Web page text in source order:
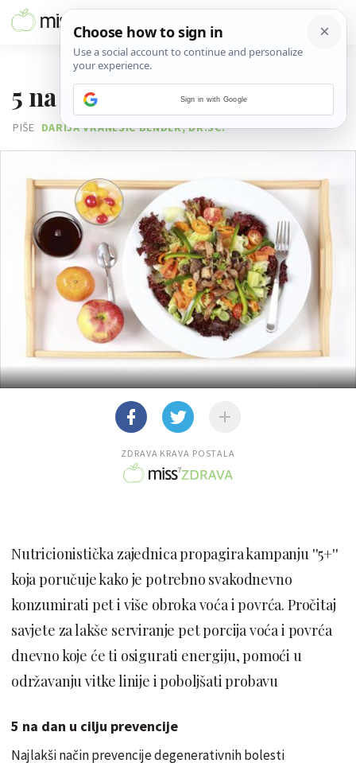
5 na dan – svaki dan!
PIŠE DARIJA VRANEŠIĆ BENDER, DR.SC.
ZDRAVA KRAVA POSTALA
Nutricionistička zajednica propagira kampanju ''5+''
koja poručuje kako je potrebno svakodnevno
konzumirati pet i više obroka voća i povrća. Pročitaj
savjete za lakše serviranje pet porcija voća i povrća
dnevno koje će ti osigurati energiju, pomoći u
održavanju vitke linije i poboljšati probavu
5 na dan u cilju prevencije
Najlakši način prevencije degenerativnih bolesti
Sign in with Google